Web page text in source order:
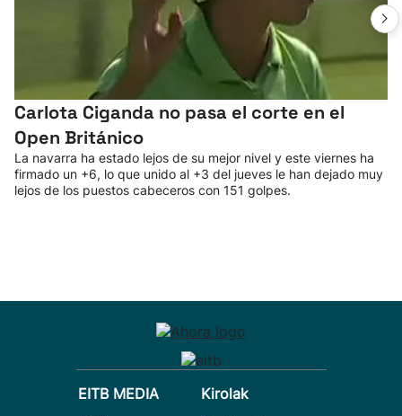
Carlota Ciganda no pasa el corte en el
Open Británico
La navarra ha estado lejos de su mejor nivel y este viernes ha
firmado un +6, lo que unido al +3 del jueves le han dejado muy
lejos de los puestos cabeceros con 151 golpes.
EITB MEDIA
Kirolak